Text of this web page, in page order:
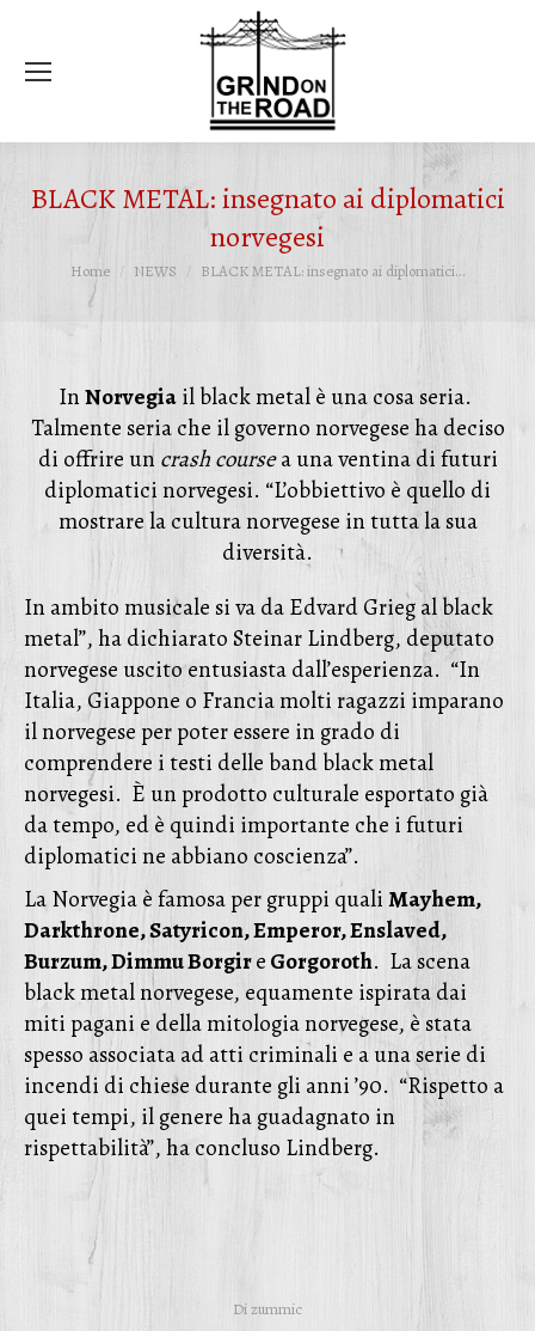
BLACK METAL: insegnato ai diplomatici
norvegesi
Tu sei qui:
Home NEWS BLACK METAL: insegnato ai diplomatici…
InNorvegiail black metal è una cosa seria.
Talmente seria che il governo norvegese ha deciso
di offrire un crash coursea una ventina di futuri
diplomatici norvegesi. “L’obbiettivo è quello di
mostrare la cultura norvegese in tutta la sua
diversità.
In ambito musicale si va da Edvard Grieg al black
metal”, ha dichiarato Steinar Lindberg, deputato
norvegese uscito entusiasta dall’esperienza. “In
Italia, Giappone o Francia molti ragazzi imparano
il norvegese per poter essere in grado di
comprendere i testi delle band black metal
norvegesi. È un prodotto culturale esportato già
da tempo, ed è quindi importante che i futuri
diplomatici ne abbiano coscienza”.
La Norvegia è famosa per gruppi qualiMayhem,
Darkthrone, Satyricon, Emperor, Enslaved,
Burzum, Dimmu BorgireGorgoroth. La scena
black metal norvegese, equamente ispirata dai
miti pagani e della mitologia norvegese, è stata
spesso associata ad atti criminali e a una serie di
incendi di chiese durante gli anni ’90. “Rispetto a
quei tempi, il genere ha guadagnato in
rispettabilità”, ha concluso Lindberg.
Dizummic